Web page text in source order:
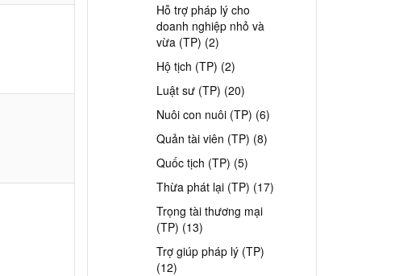
Hỗ trợ pháp lý cho
doanh nghiệp nhỏ và
vừa (TP) (2)
Hộ tịch (TP) (2)
Luật sư (TP) (20)
Nuôi con nuôi (TP) (6)
Quản tài viên (TP) (8)
Quốc tịch (TP) (5)
Thừa phát lại (TP) (17)
Trọng tài thương mại
(TP) (13)
Trợ giúp pháp lý (TP)
(12)